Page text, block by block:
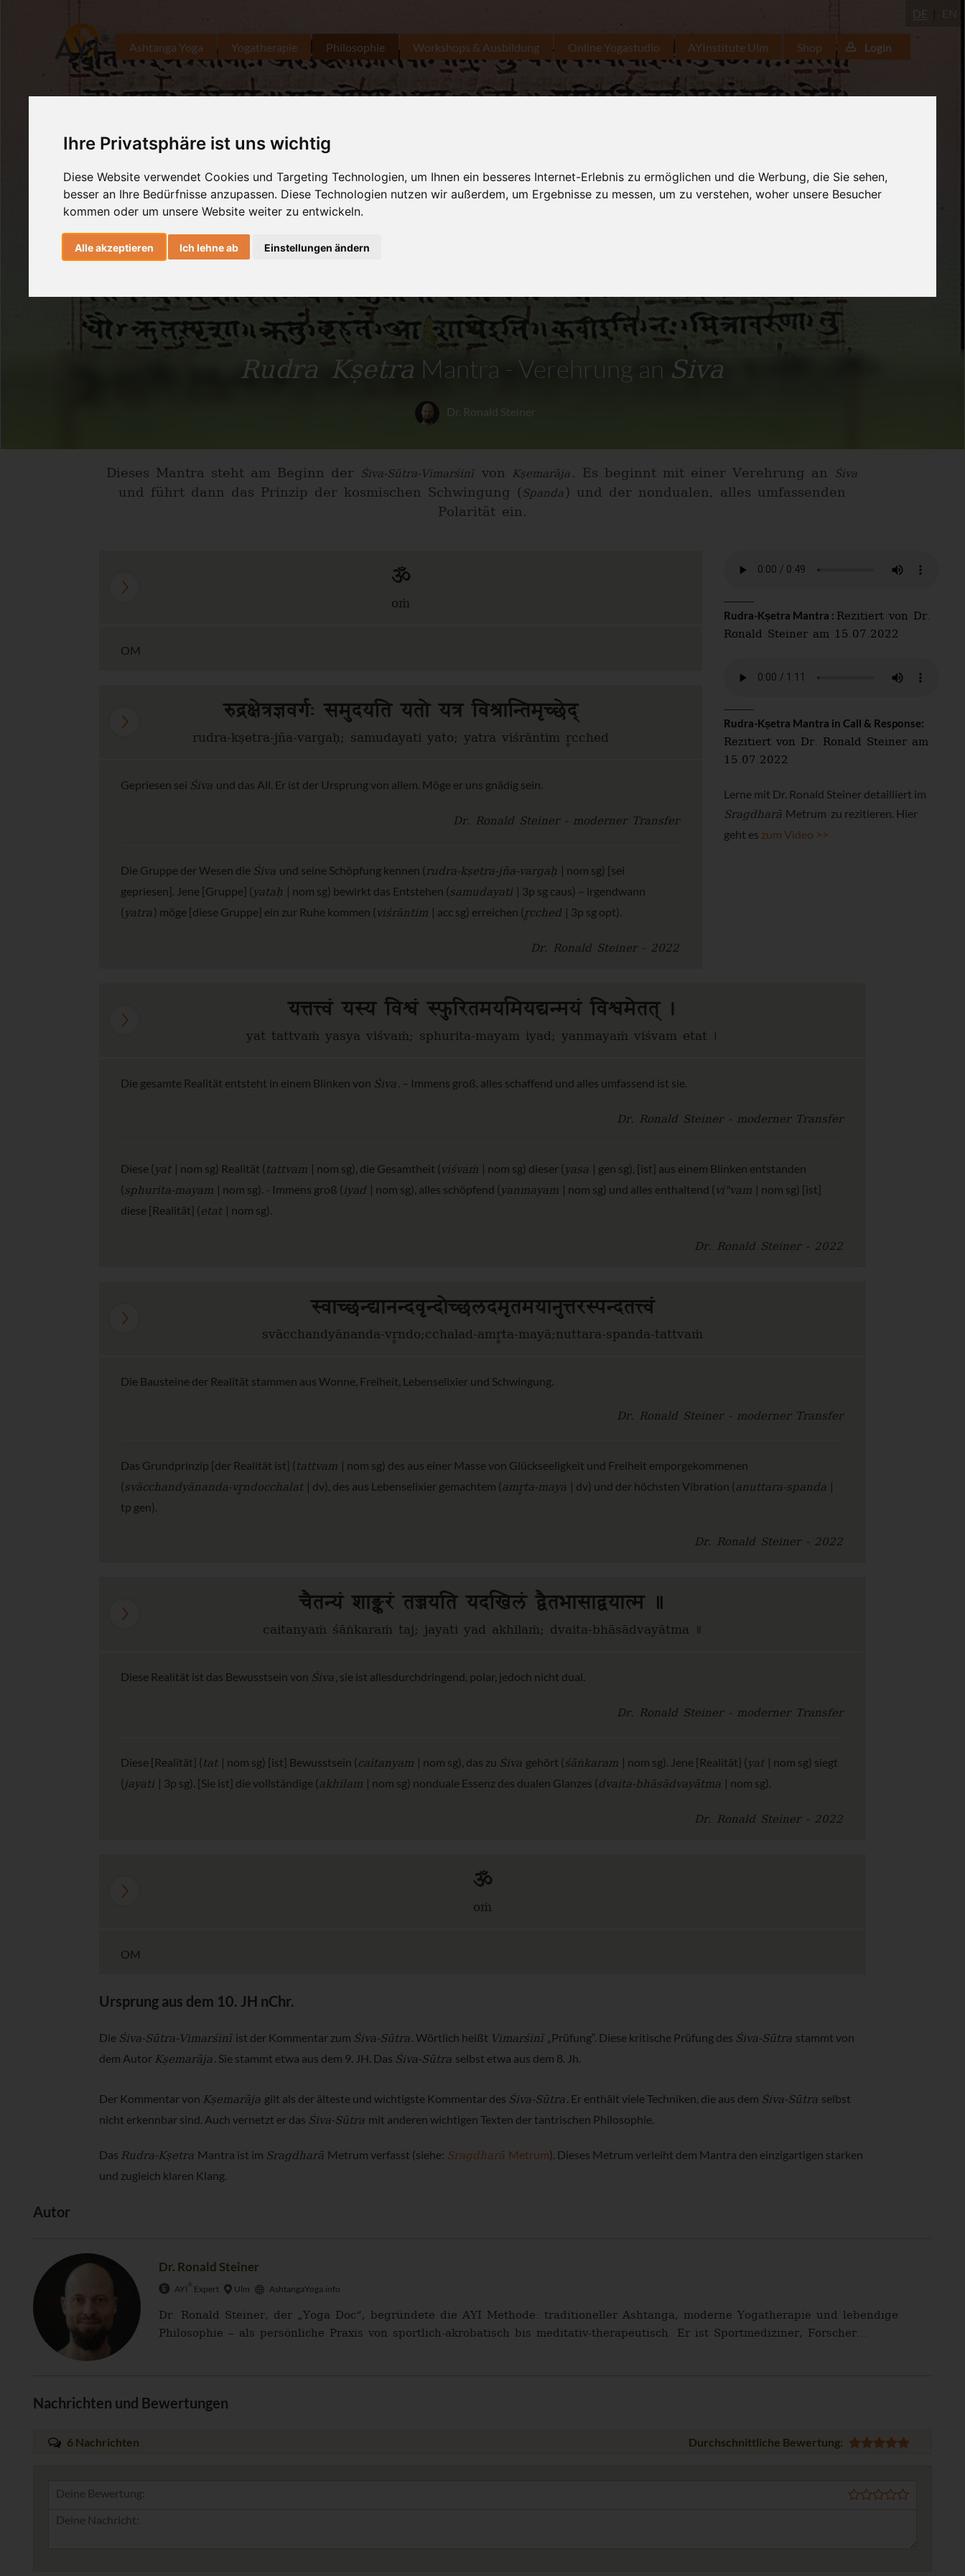
Ihre Privatsphäre ist uns wichtig
Diese Website verwendet Cookies und Targeting Technologien, um Ihnen ein besseres Internet-Erlebnis zu ermöglichen und die Werbung, die Sie sehen,
besser an Ihre Bedürfnisse anzupassen. Diese Technologien nutzen wir außerdem, um Ergebnisse zu messen, um zu verstehen, woher unsere Besucher
kommen oder um unsere Website weiter zu entwickeln.
Alle akzeptieren Ich lehne ab Einstellungen ändern
DE
Ashtanga Yoga Yogatherapie Philosophie Workshops & Ausbildung Online Yogastudio AYInstitute Ulm Shop Login
Rudra Kṣetra Mantra - Verehrung an Siva
Dr. Ronald Steiner
Dieses Mantra steht am Beginn der Śiva-Sūtra-Vimarśinīvon Kṣemarāja. Es beginnt mit einer Verehrung an Śiva
und führt dann das Prinzip der kosmischen Schwingung (Spanda) und der nondualen, alles umfassenden
Polarität ein.
Rudra-Kṣetra Mantra : Rezitiert von Dr.
Ronald Steiner am 15.07.2022
Rudra-Kṣetra Mantra in Call & Response:
Rezitiert von Dr. Ronald Steiner am
15.07.2022
Lerne mit Dr. Ronald Steiner detailliert im
Sragdharā Metrum zu rezitieren. Hier
geht es zum Video >>
ॐ
oṁ
OM
रुद्रक्षेत्रज्ञवर्गः समुदयति यतो यत्र विश्रान्तिमृच्छेद्
rudra-kṣetra-jña-vargaḥ; samudayati yato; yatra viśrāntim r̥cched
Gepriesen sei Śiva und das All. Er ist der Ursprung von allem. Möge er uns gnädig sein.
Dr. Ronald Steiner - moderner Transfer
Die Gruppe der Wesen die Śiva und seine Schöpfung kennen (rudra-kṣetra-jña-vargaḥ | nom sg) [sei
gepriesen]. Jene [Gruppe] (yataḥ | nom sg) bewirkt das Entstehen (samudayati | 3p sg caus) – irgendwann
(yatra ) möge [diese Gruppe] ein zur Ruhe kommen (viśrāntim | acc sg) erreichen (r̥cched | 3p sg opt).
Dr. Ronald Steiner - 2022
यत्तत्त्वं यस्य विश्वं स्फुरितमयमियद्यन्मयं विश्वमेतत् ।
yat tattvaṁ yasya viśvaṁ; sphurita-mayam iyad; yanmayaṁ viśvam etat ।
Die gesamte Realität entsteht in einem Blinken von Śiva . – Immens groß, alles schaffend und alles umfassend ist sie.
Dr. Ronald Steiner - moderner Transfer
Diese (yat | nom sg) Realität (tattvam | nom sg), die Gesamtheit (viśvaṁ | nom sg) dieser (yasa | gen sg), [ist] aus einem Blinken entstanden
(sphurita-mayam | nom sg). - Immens groß (iyad | nom sg), alles schöpfend (yanmayam | nom sg) und alles enthaltend (vi"vam | nom sg) [ist]
diese [Realität] (etat | nom sg).
Dr. Ronald Steiner - 2022
स्वाच्छन्द्यानन्दवृन्दोच्छलदमृतमयानुत्तरस्पन्दतत्त्वं
svācchandyānanda-vr̥ndo;cchalad-amr̥ta-mayā;nuttara-spanda-tattvaṁ
Die Bausteine der Realität stammen aus Wonne, Freiheit, Lebenselixier und Schwingung.
Dr. Ronald Steiner - moderner Transfer
Das Grundprinzip [der Realität ist] (tattvam | nom sg) des aus einer Masse von Glückseeligkeit und Freiheit emporgekommenen
(svācchandyānanda-vr̥ndocchalat | dv), des aus Lebenselixier gemachtem (amr̥ta-maya | dv) und der höchsten Vibration (anuttara-spanda |
tp gen).
Dr. Ronald Steiner - 2022
चैतन्यं शाङ्करं तज्जयति यदखिलं द्वैतभासाद्वयात्म ॥
caitanyaṁ śāṅkaraṁ taj; jayati yad akhilaṁ; dvaita-bhāsādvayātma ॥
Diese Realität ist das Bewusstsein von Śiva , sie ist allesdurchdringend, polar, jedoch nicht dual.
Dr. Ronald Steiner - moderner Transfer
Diese [Realität] (tat | nom sg) [ist] Bewusstsein (caitanyam | nom sg), das zu Śiva gehört (śāṅkaram | nom sg). Jene [Realität] (yat | nom sg) siegt
(jayati | 3p sg). [Sie ist] die vollständige (akhilam | nom sg) nonduale Essenz des dualen Glanzes (dvaita-bhāsādvayātma | nom sg).
Dr. Ronald Steiner - 2022
ॐ
oṁ
OM
Ursprung aus dem 10. JH nChr.
Die Śiva-Sūtra-Vimarśinīist der Kommentar zum Śiva-Sūtra. Wörtlich heißt Vimarśinī„Prüfung“. Diese kritische Prüfung des Śiva-Sūtra stammt von
dem Autor Kṣemarāja. Sie stammt etwa aus dem 9. JH. Das Śiva-Sūtra selbst etwa aus dem 8. Jh.
Der Kommentar von Kṣemarāja gilt als der älteste und wichtigste Kommentar des Śiva-Sūtra. Er enthält viele Techniken, die aus dem Śiva-Sūtra selbst
nicht erkennbar sind. Auch vernetzt er das Śiva-Sūtra mit anderen wichtigen Texten der tantrischen Philosophie.
Das Rudra-Kṣetra Mantra ist im Sragdharā Metrum verfasst (siehe: Sragdharā Metrum). Dieses Metrum verleiht dem Mantra den einzigartigen starken
und zugleich klaren Klang.
Autor
Dr. Ronald Steiner
AYI Expert Ulm AshtangaYoga.info
Dr. Ronald Steiner, der „Yoga Doc“, begründete die AYI Methode: traditioneller Ashtanga, moderne Yogatherapie und lebendige
Philosophie – als persönliche Praxis von sportlich-akrobatisch bis meditativ-therapeutisch. Er ist Sportmediziner, Forscher...
Nachrichten und Bewertungen
6 Nachrichten Durchschnittliche Bewertung:
Deine Bewertung: